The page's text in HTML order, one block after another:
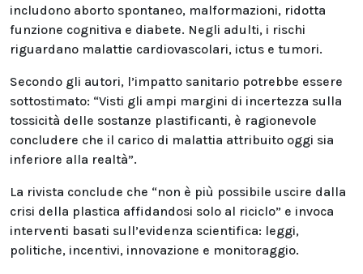
includono aborto spontaneo, malformazioni, ridotta
funzione cognitiva e diabete. Negli adulti, i rischi
riguardano malattie cardiovascolari, ictus e tumori.
Secondo gli autori, l’impatto sanitario potrebbe essere
sottostimato: “Visti gli ampi margini di incertezza sulla
tossicità delle sostanze plastificanti, è ragionevole
concludere che il carico di malattia attribuito oggi sia
inferiore alla realtà”.
La rivista conclude che “non è più possibile uscire dalla
crisi della plastica affidandosi solo al riciclo” e invoca
interventi basati sull’evidenza scientifica: leggi,
politiche, incentivi, innovazione e monitoraggio.